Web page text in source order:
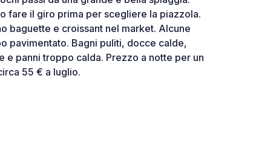
fare il giro prima per scegliere la piazzola.
baguette e croissant nel market. Alcune
pavimentato. Bagni puliti, docce calde,
e panni troppo calda. Prezzo a notte per un
55 € a luglio.